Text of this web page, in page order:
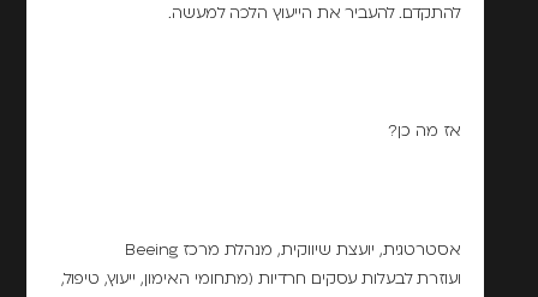
להתקדם. להעביר את הייעוץ הלכה למעשה.
אז מה כן?
אסטרטגית, יועצת שיווקית, מנהלת מרכז Beeing
ועוזרת לבעלות עסקים חרדיות (מתחומי האימון, ייעוץ, טיפול,